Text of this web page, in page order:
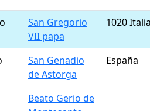
San Gregorio
VII papa
1020
San Genadio
de Astorga
España
Beato Gerio de